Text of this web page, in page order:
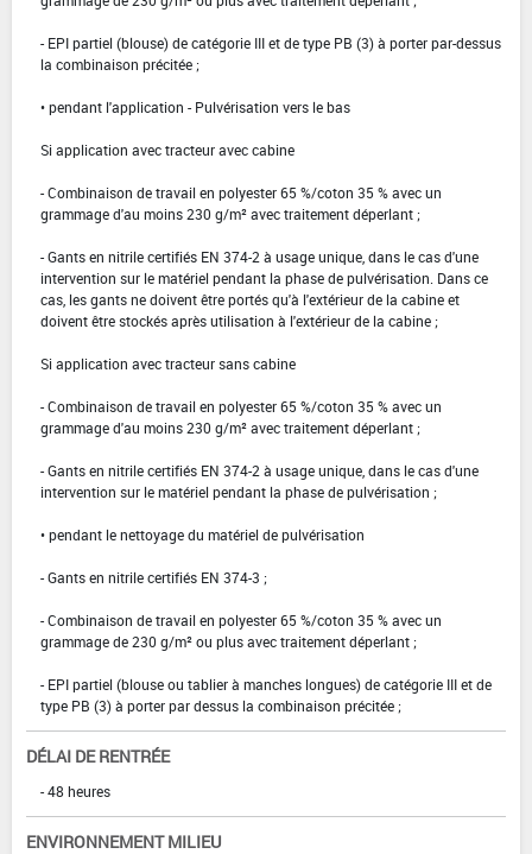
- EPI partiel (blouse) de catégorie III et de type PB (3) à porter par-dessus
la combinaison précitée ;
• pendant l'application - Pulvérisation vers le bas
Si application avec tracteur avec cabine
- Combinaison de travail en polyester 65 %/coton 35 % avec un
grammage d'au moins 230 g/m² avec traitement déperlant ;
- Gants en nitrile certifiés EN 374-2 à usage unique, dans le cas d'une
intervention sur le matériel pendant la phase de pulvérisation. Dans ce
cas, les gants ne doivent être portés qu'à l'extérieur de la cabine et
doivent être stockés après utilisation à l'extérieur de la cabine ;
Si application avec tracteur sans cabine
- Combinaison de travail en polyester 65 %/coton 35 % avec un
grammage d'au moins 230 g/m² avec traitement déperlant ;
- Gants en nitrile certifiés EN 374-2 à usage unique, dans le cas d'une
intervention sur le matériel pendant la phase de pulvérisation ;
• pendant le nettoyage du matériel de pulvérisation
- Gants en nitrile certifiés EN 374-3 ;
- Combinaison de travail en polyester 65 %/coton 35 % avec un
grammage de 230 g/m² ou plus avec traitement déperlant ;
- EPI partiel (blouse ou tablier à manches longues) de catégorie III et de
type PB (3) à porter par dessus la combinaison précitée ;
DÉLAI DE RENTRÉE
- 48 heures
ENVIRONNEMENT MILIEU